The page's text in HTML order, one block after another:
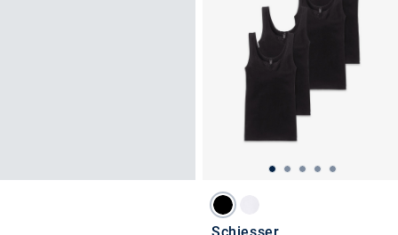
Schiesser